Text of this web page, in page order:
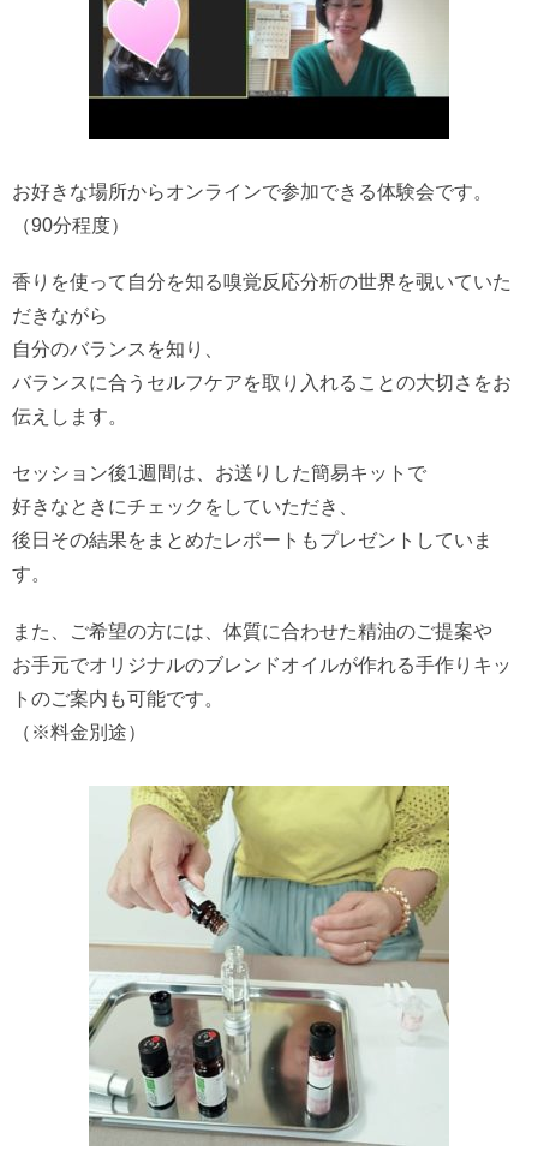
お好きな場所からオンラインで参加できる体験会です。
（90分程度）
香りを使って自分を知る嗅覚反応分析の世界を覗いていた
だきながら
自分のバランスを知り、
バランスに合うセルフケアを取り入れることの大切さをお
伝えします。
セッション後1週間は、お送りした簡易キットで
好きなときにチェックをしていただき、
後日その結果をまとめたレポートもプレゼントしていま
す。
また、ご希望の方には、体質に合わせた精油のご提案や
お手元でオリジナルのブレンドオイルが作れる手作りキッ
トのご案内も可能です。
（※料金別途）